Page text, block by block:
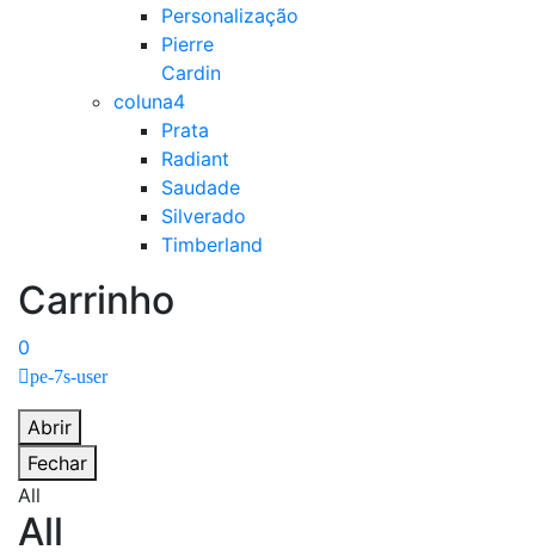
Personalização
Pierre
Cardin
coluna4
Prata
Radiant
Saudade
Silverado
Timberland
Carrinho
0
pe-7s-user
Abrir
Fechar
All
All